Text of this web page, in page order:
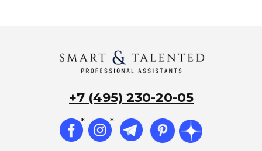
+7 (495) 230-20-05
* *